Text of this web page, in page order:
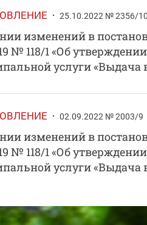
25.10.2022 № 2356/10
изменений в
№ 118/1 «Об
услуги «Выдача
02.09.2022 № 2003/9
изменений в
№ 118/1 «Об
услуги «Выдача